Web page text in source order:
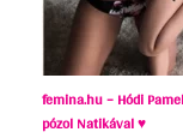
femina.hu – Hódi
pózol Natikával ♥